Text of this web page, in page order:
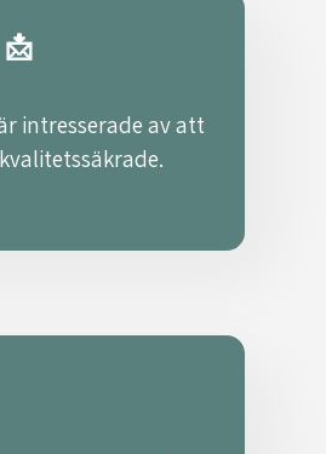
intresserade av att